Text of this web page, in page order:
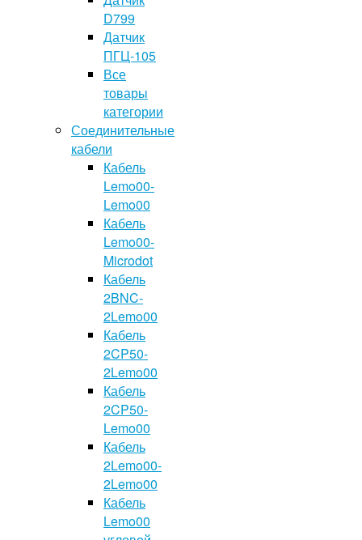
D799
Датчик
ПГЦ-105
Все
товары
категории
Соединительные
кабели
Кабель
Lemo00-
Lemo00
Кабель
Lemo00-
Microdot
Кабель
2BNC-
2Lemo00
Кабель
2CP50-
2Lemo00
Кабель
2CP50-
Lemo00
Кабель
2Lemo00-
2Lemo00
Кабель
Lemo00